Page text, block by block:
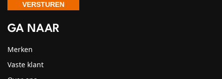
GA NAAR
Merken
Vaste klant